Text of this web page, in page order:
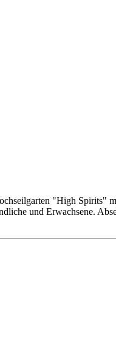
"High Spirits"
und Erwachsene.